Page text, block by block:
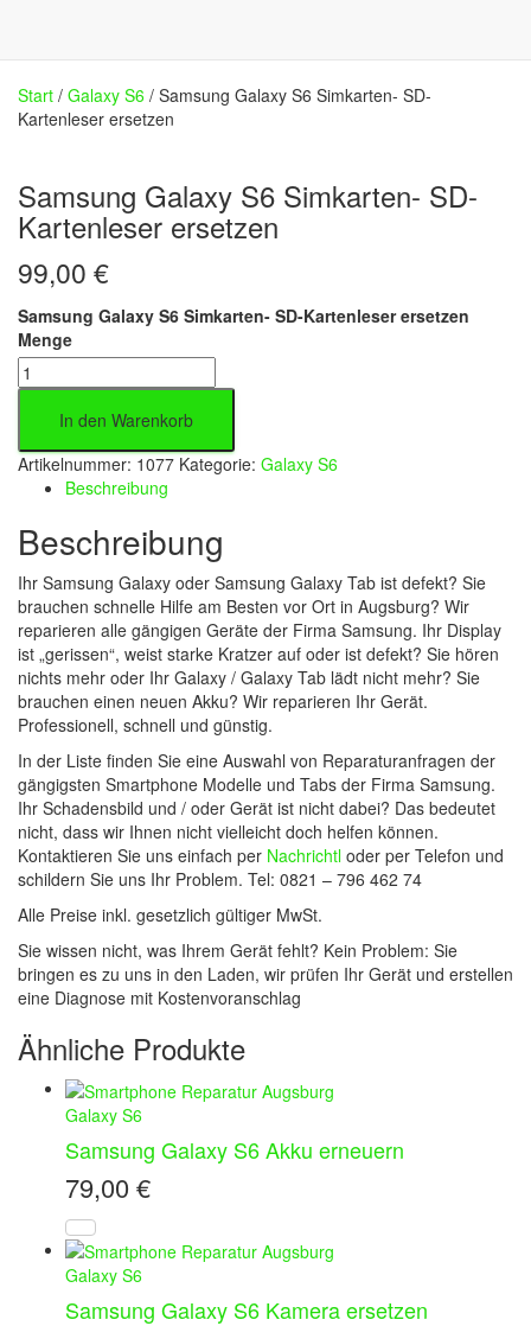
Start / Galaxy S6 / Samsung Galaxy S6 Simkarten- SD-
Kartenleser ersetzen
Samsung Galaxy S6 Simkarten- SD-
Kartenleser ersetzen
99,00 €
Samsung Galaxy S6 Simkarten- SD-Kartenleser ersetzen
Menge
In den Warenkorb
Artikelnummer: 1077 Kategorie: Galaxy S6
Beschreibung
Beschreibung
Ihr Samsung Galaxy oder Samsung Galaxy Tab ist defekt? Sie
brauchen schnelle Hilfe am Besten vor Ort in Augsburg? Wir
reparieren alle gängigen Geräte der Firma Samsung. Ihr Display
ist „gerissen“, weist starke Kratzer auf oder ist defekt? Sie hören
nichts mehr oder Ihr Galaxy / Galaxy Tab lädt nicht mehr? Sie
brauchen einen neuen Akku? Wir reparieren Ihr Gerät.
Professionell, schnell und günstig.
In der Liste finden Sie eine Auswahl von Reparaturanfragen der
gängigsten Smartphone Modelle und Tabs der Firma Samsung.
Ihr Schadensbild und / oder Gerät ist nicht dabei? Das bedeutet
nicht, dass wir Ihnen nicht vielleicht doch helfen können.
Kontaktieren Sie uns einfach per Nachrichtl oder per Telefon und
schildern Sie uns Ihr Problem. Tel: 0821 – 796 462 74
Alle Preise inkl. gesetzlich gültiger MwSt.
Sie wissen nicht, was Ihrem Gerät fehlt? Kein Problem: Sie
bringen es zu uns in den Laden, wir prüfen Ihr Gerät und erstellen
eine Diagnose mit Kostenvoranschlag
Ähnliche Produkte
Galaxy S6
Samsung Galaxy S6 Akku erneuern
79,00 €
Galaxy S6
Samsung Galaxy S6 Kamera ersetzen